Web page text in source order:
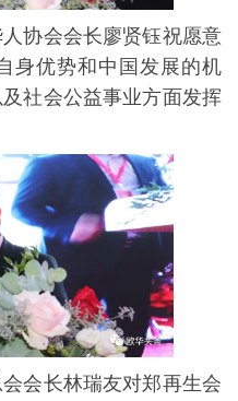
会会长廖贤钰祝愿意
身优势和中国发展的机
社会公益事业方面发挥
长林瑞友对郑再生会